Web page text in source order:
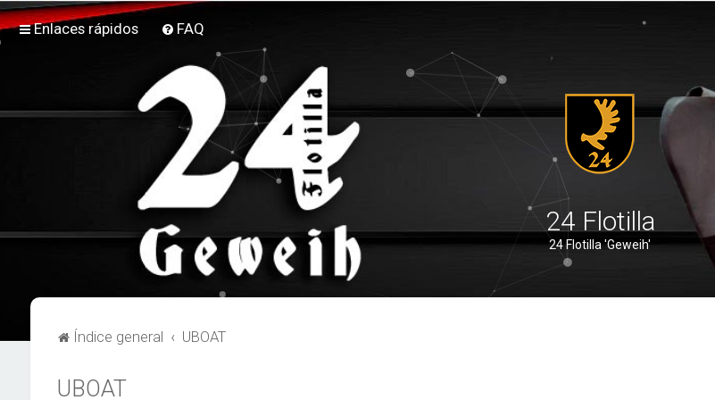
Enlaces rápidos FAQ
24 Flotilla
24 Flotilla 'Geweih'
Índice general UBOAT
UBOAT